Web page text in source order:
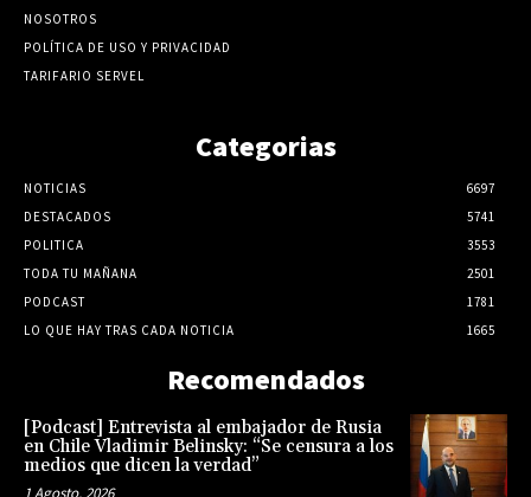
NOSOTROS
POLÍTICA DE USO Y PRIVACIDAD
TARIFARIO SERVEL
Categorias
NOTICIAS
6697
DESTACADOS
5741
POLITICA
3553
TODA TU MAÑANA
2501
PODCAST
1781
LO QUE HAY TRAS CADA NOTICIA
1665
Recomendados
[Podcast] Entrevista al embajador de Rusia
en Chile Vladimir Belinsky: “Se censura a los
medios que dicen la verdad”
1 Agosto, 2026